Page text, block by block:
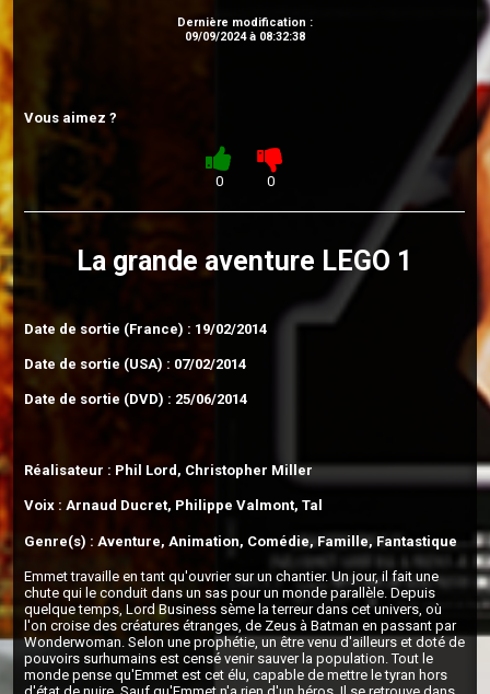
Dernière modification :
09/09/2024 à 08:32:38
Vous aimez ?
0 0
La grande aventure LEGO 1
Date de sortie (France) : 19/02/2014
Date de sortie (USA) : 07/02/2014
Date de sortie (DVD) : 25/06/2014
Réalisateur : Phil Lord, Christopher Miller
Voix : Arnaud Ducret, Philippe Valmont, Tal
Genre(s) : Aventure, Animation, Comédie, Famille, Fantastique
Emmet travaille en tant qu'ouvrier sur un chantier. Un jour, il fait une
chute qui le conduit dans un sas pour un monde parallèle. Depuis
quelque temps, Lord Business sème la terreur dans cet univers, où
l'on croise des créatures étranges, de Zeus à Batman en passant par
Wonderwoman. Selon une prophétie, un être venu d'ailleurs et doté de
pouvoirs surhumains est censé venir sauver la population. Tout le
monde pense qu'Emmet est cet élu, capable de mettre le tyran hors